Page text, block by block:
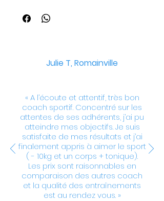
inoxydable avec anneau en acier
Garde les boissons froides pendant 48
heures et chaudes pendant au moins
Volume : 650 ml
Présentée dans un coffret cadeau
Avenue™
Chaud ou froid ? Maintenez votre
boisson préférée à la température de
votre choix dans la bouteille isotherme
sous vide en cuivre BOOTCAMP
Julie T, Romainville
« A l’écoute et attentif, très bon
coach sportif. Concentré sur les
attentes de ses adhérents, j’ai pu
atteindre mes objectifs. Je suis
satisfaite de mes résultats et j’ai
finalement appris à aimer le sport
( - 10kg et un corps + tonique).
Les prix sont raisonnables en
comparaison des autres coach
et la qualité des entraînements
est au rendez vous. »